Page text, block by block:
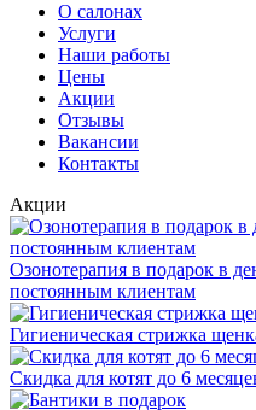
О салонах
Услуги
Наши работы
Цены
Акции
Отзывы
Вакансии
Контакты
Акции
Озонотерапия в подарок в
постоянным клиентам
Гигиеническая стрижка
Скидка для котят до 6